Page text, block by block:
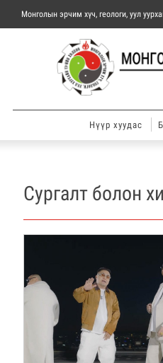
Монголын эрчим хүч, геологи, уул
Нүүр хуудас
Сургалт болон